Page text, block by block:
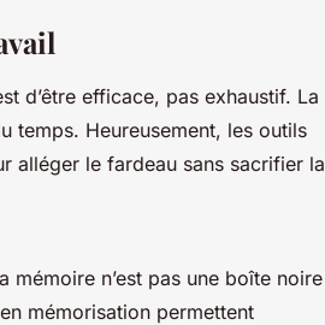
d’être efficace, pas exhaustif. La
temps. Heureusement, les outils
alléger le fardeau sans sacrifier la
mémoire n’est pas une boîte noire
mémorisation permettent